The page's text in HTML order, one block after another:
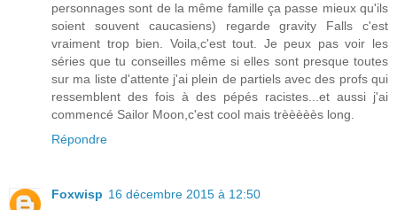
personnages sont de la même famille ça passe mieux qu'ils
soient souvent caucasiens) regarde gravity Falls c'est
vraiment trop bien. Voila,c'est tout. Je peux pas voir les
séries que tu conseilles même si elles sont presque toutes
sur ma liste d'attente j'ai plein de partiels avec des profs qui
ressemblent des fois à des pépés racistes...et aussi j'ai
commencé Sailor Moon,c'est cool mais trèèèèès long.
Répondre
Foxwisp 16 décembre 2015 à 12:50